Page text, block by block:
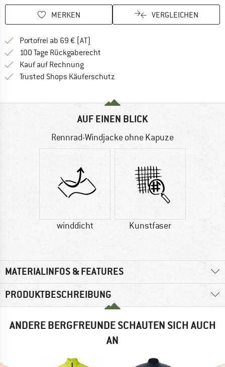
MERKEN VERGLEICHEN
Portofrei ab 69 € (AT)
100 Tage Rückgaberecht
Kauf auf RechnungFinde die Zahlungs-Infos hier! Öffnet
Trusted Shops Käuferschutz
AUF EINEN BLICK
Rennrad-Windjacke ohne Kapuze
winddicht Kunstfaser
MATERIALINFOS & FEATURES
PRODUKTBESCHREIBUNG
ANDERE BERGFREUNDE SCHAUTEN SICH AUCH
AN